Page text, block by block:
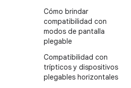
Cómo brindar
compatibilidad con
modos de pantalla
plegable
Compatibilidad con
trípticos y dispositivos
plegables horizontales